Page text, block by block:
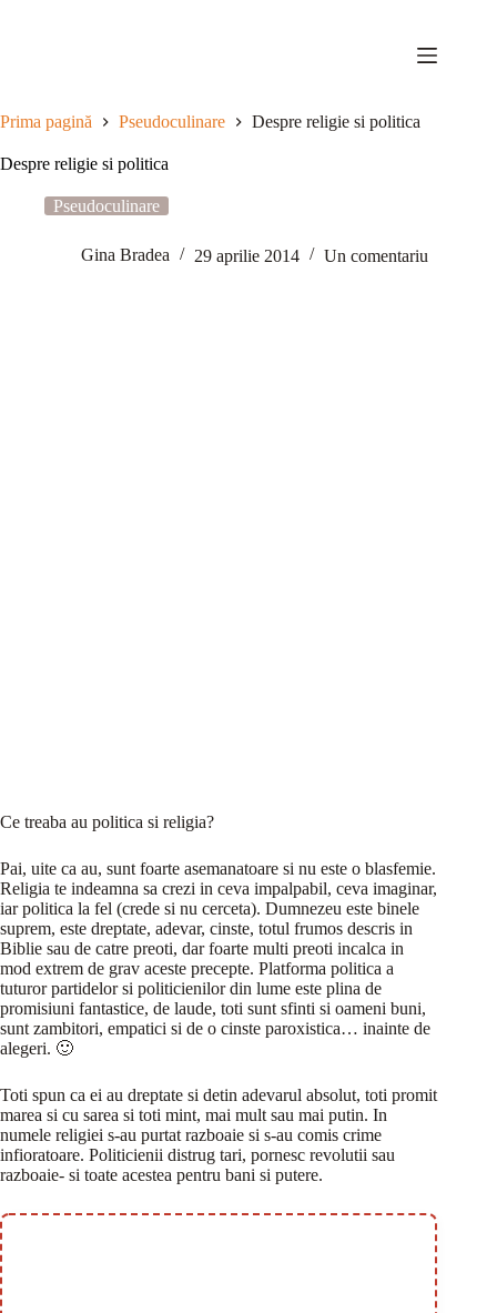
Prima pagină Pseudoculinare Despre religie si politica
Despre religie si politica
Pseudoculinare
Gina Bradea 29 aprilie 2014 Un comentariu
Ce treaba au politica si religia?
Pai, uite ca au, sunt foarte asemanatoare si nu este o blasfemie.
Religia te indeamna sa crezi in ceva impalpabil, ceva imaginar,
iar politica la fel (crede si nu cerceta). Dumnezeu este binele
suprem, este dreptate, adevar, cinste, totul frumos descris in
Biblie sau de catre preoti, dar foarte multi preoti incalca in
mod extrem de grav aceste precepte. Platforma politica a
tuturor partidelor si politicienilor din lume este plina de
promisiuni fantastice, de laude, toti sunt sfinti si oameni buni,
sunt zambitori, empatici si de o cinste paroxistica… inainte de
alegeri. 🙂
Toti spun ca ei au dreptate si detin adevarul absolut, toti promit
marea si cu sarea si toti mint, mai mult sau mai putin. In
numele religiei s-au purtat razboaie si s-au comis crime
infioratoare. Politicienii distrug tari, pornesc revolutii sau
razboaie- si toate acestea pentru bani si putere.